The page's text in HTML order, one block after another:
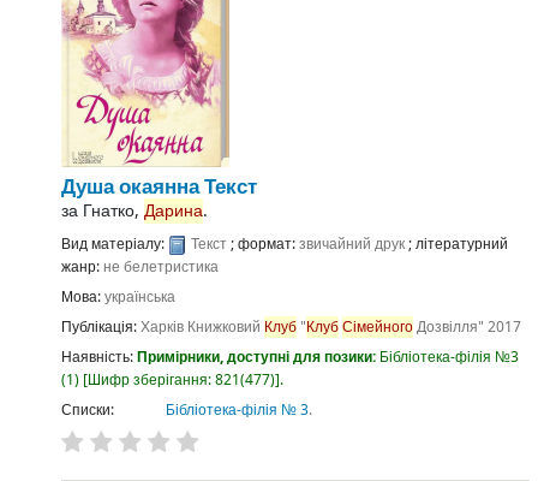
Душа окаяннаТекст
за Гнатко, Дарина.
Вид матеріалу: Текст; формат:звичайний друк; літературний
жанр:не белетристика
Мова:українська
Публікація:Харків Книжковий Клуб"КлубСімейногоДозвілля" 2017
Наявність:Примірники, доступні для позики: Бібліотека-філія №3
(1) Шифр зберігання:821(477) .
Списки:
Бібліотека-філія № 3.